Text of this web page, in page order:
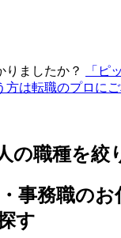
りましたか？
「ピ
は転職のプロにご
の職種を絞
事務職の
す